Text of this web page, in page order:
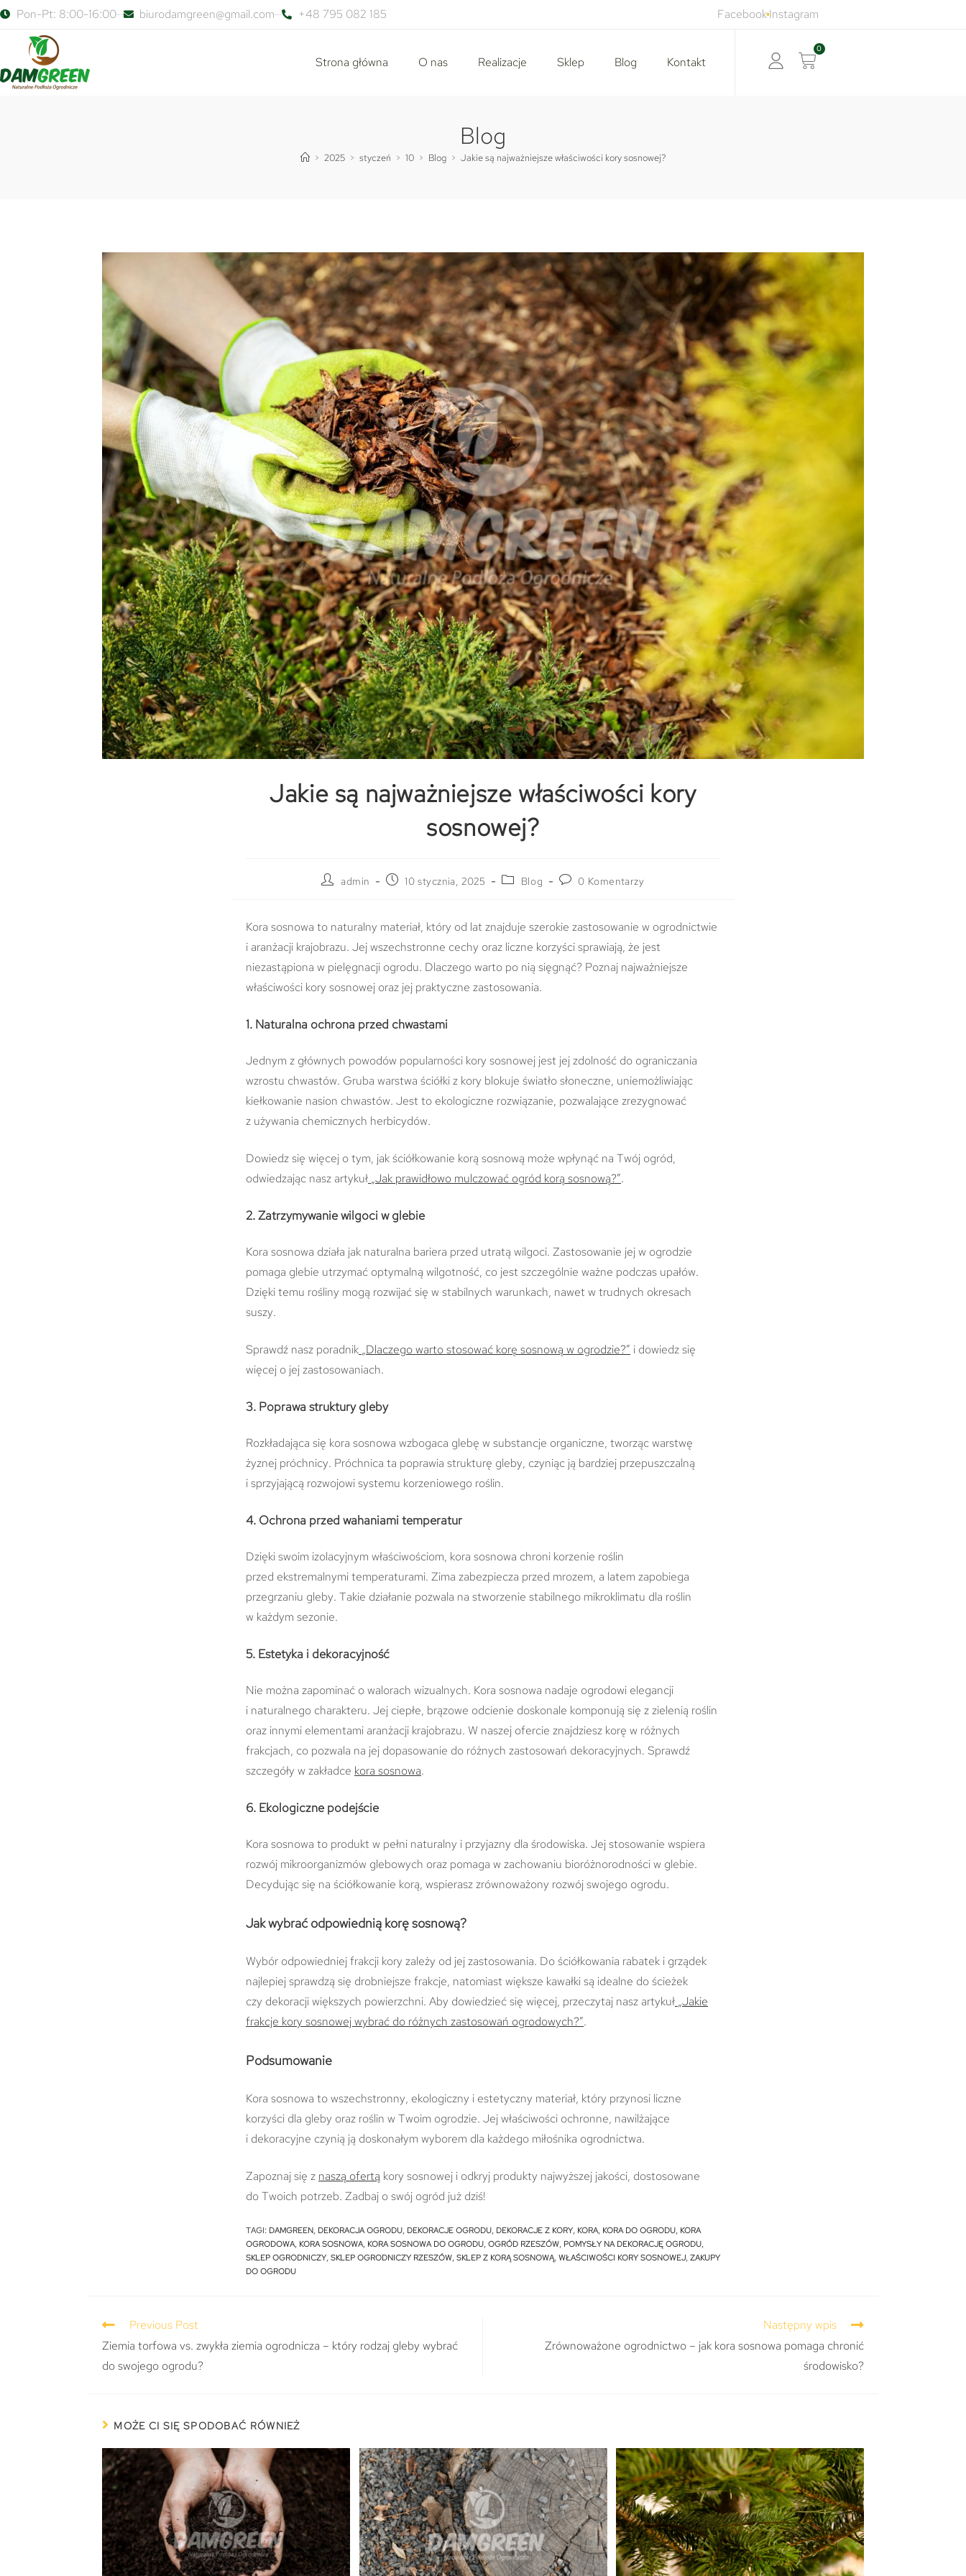
Pon-Pt: 8:00-16:00 biurodamgreen@gmail.com +48 795 082 185 FacebookInstagram
Strona główna O nas Realizacje Sklep Blog Kontakt
0
Blog
> 2025 > styczeń > 10 > Blog > Jakie są najważniejsze właściwości kory sosnowej?
Jakie są najważniejsze właściwości kory
sosnowej?
admin 10 stycznia, 2025 Blog 0 Komentarzy
Kora sosnowa to naturalny materiał, który od lat znajduje szerokie zastosowanie w ogrodnictwie
i aranżacji krajobrazu. Jej wszechstronne cechy oraz liczne korzyści sprawiają, że jest
niezastąpiona w pielęgnacji ogrodu. Dlaczego warto po nią sięgnąć? Poznaj najważniejsze
właściwości kory sosnowej oraz jej praktyczne zastosowania.
1. Naturalna ochrona przed chwastami
Jednym z głównych powodów popularności kory sosnowej jest jej zdolność do ograniczania
wzrostu chwastów. Gruba warstwa ściółki z kory blokuje światło słoneczne, uniemożliwiając
kiełkowanie nasion chwastów. Jest to ekologiczne rozwiązanie, pozwalające zrezygnować
z używania chemicznych herbicydów.
Dowiedz się więcej o tym, jak ściółkowanie korą sosnową może wpłynąć na Twój ogród,
odwiedzając nasz artykuł „Jak prawidłowo mulczować ogród korą sosnową?”.
2. Zatrzymywanie wilgoci w glebie
Kora sosnowa działa jak naturalna bariera przed utratą wilgoci. Zastosowanie jej w ogrodzie
pomaga glebie utrzymać optymalną wilgotność, co jest szczególnie ważne podczas upałów.
Dzięki temu rośliny mogą rozwijać się w stabilnych warunkach, nawet w trudnych okresach
suszy.
Sprawdź nasz poradnik „Dlaczego warto stosować korę sosnową w ogrodzie?” i dowiedz się
więcej o jej zastosowaniach.
3. Poprawa struktury gleby
Rozkładająca się kora sosnowa wzbogaca glebę w substancje organiczne, tworząc warstwę
żyznej próchnicy. Próchnica ta poprawia strukturę gleby, czyniąc ją bardziej przepuszczalną
i sprzyjającą rozwojowi systemu korzeniowego roślin.
4. Ochrona przed wahaniami temperatur
Dzięki swoim izolacyjnym właściwościom, kora sosnowa chroni korzenie roślin
przed ekstremalnymi temperaturami. Zima zabezpiecza przed mrozem, a latem zapobiega
przegrzaniu gleby. Takie działanie pozwala na stworzenie stabilnego mikroklimatu dla roślin
w każdym sezonie.
5. Estetyka i dekoracyjność
Nie można zapominać o walorach wizualnych. Kora sosnowa nadaje ogrodowi elegancji
i naturalnego charakteru. Jej ciepłe, brązowe odcienie doskonale komponują się z zielenią roślin
oraz innymi elementami aranżacji krajobrazu. W naszej ofercie znajdziesz korę w różnych
frakcjach, co pozwala na jej dopasowanie do różnych zastosowań dekoracyjnych. Sprawdź
szczegóły w zakładce kora sosnowa.
6. Ekologiczne podejście
Kora sosnowa to produkt w pełni naturalny i przyjazny dla środowiska. Jej stosowanie wspiera
rozwój mikroorganizmów glebowych oraz pomaga w zachowaniu bioróżnorodności w glebie.
Decydując się na ściółkowanie korą, wspierasz zrównoważony rozwój swojego ogrodu.
Jak wybrać odpowiednią korę sosnową?
Wybór odpowiedniej frakcji kory zależy od jej zastosowania. Do ściółkowania rabatek i grządek
najlepiej sprawdzą się drobniejsze frakcje, natomiast większe kawałki są idealne do ścieżek
czy dekoracji większych powierzchni. Aby dowiedzieć się więcej, przeczytaj nasz artykuł „Jakie
frakcje kory sosnowej wybrać do różnych zastosowań ogrodowych?”.
Podsumowanie
Kora sosnowa to wszechstronny, ekologiczny i estetyczny materiał, który przynosi liczne
korzyści dla gleby oraz roślin w Twoim ogrodzie. Jej właściwości ochronne, nawilżające
i dekoracyjne czynią ją doskonałym wyborem dla każdego miłośnika ogrodnictwa.
Zapoznaj się z naszą ofertą kory sosnowej i odkryj produkty najwyższej jakości, dostosowane
do Twoich potrzeb. Zadbaj o swój ogród już dziś!
TAGI: DAMGREEN, DEKORACJA OGRODU, DEKORACJE OGRODU, DEKORACJE Z KORY, KORA, KORA DO OGRODU, KORA
OGRODOWA, KORA SOSNOWA, KORA SOSNOWA DO OGRODU, OGRÓD RZESZÓW, POMYSŁY NA DEKORACJĘ OGRODU,
SKLEP OGRODNICZY, SKLEP OGRODNICZY RZESZÓW, SKLEP Z KORĄ SOSNOWĄ, WŁAŚCIWOŚCI KORY SOSNOWEJ, ZAKUPY
DO OGRODU
Previous Post
Ziemia torfowa vs. zwykła ziemia ogrodnicza – który rodzaj gleby wybrać
do swojego ogrodu?
Następny wpis
Zrównoważone ogrodnictwo – jak kora sosnowa pomaga chronić
środowisko?
MOŻE CI SIĘ SPODOBAĆ RÓWNIEŻ